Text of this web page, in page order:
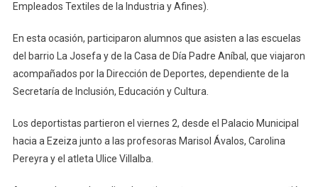
Empleados Textiles de la Industria y Afines).
En esta ocasión, participaron alumnos que asisten a las escuelas
del barrio La Josefa y de la Casa de Día Padre Aníbal, que viajaron
acompañados por la Dirección de Deportes, dependiente de la
Secretaría de Inclusión, Educación y Cultura.
Los deportistas partieron el viernes 2, desde el Palacio Municipal
hacia a Ezeiza junto a las profesoras Marisol Ávalos, Carolina
Pereyra y el atleta Ulice Villalba.